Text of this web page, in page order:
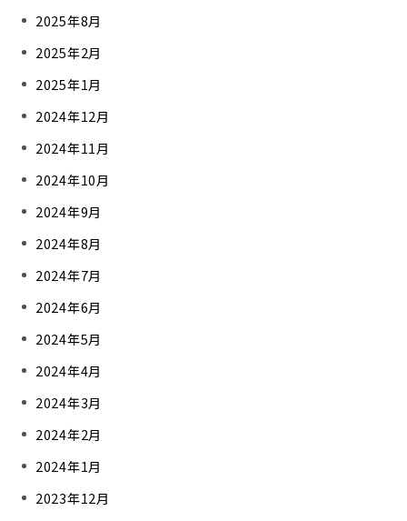
2025年8月
2025年2月
2025年1月
2024年12月
2024年11月
2024年10月
2024年9月
2024年8月
2024年7月
2024年6月
2024年5月
2024年4月
2024年3月
2024年2月
2024年1月
2023年12月